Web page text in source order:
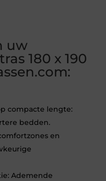
uw
180 x 190
compacte lengte:
bedden.
en
Ademende